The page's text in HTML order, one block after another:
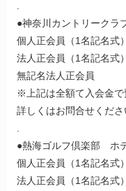
●神奈川カントリークラ
個人正会員（1名記名
法人正会員（1名記名
無記名法人正会員
※上記は全額て入会金で
詳しくはお問合せくださ
●熱海ゴルフ倶楽部 ホ
個人正会員（1名記名
法人正会員（1名記名